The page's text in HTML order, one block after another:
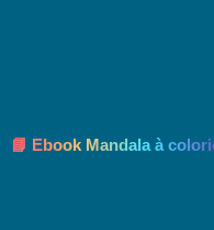
📘 Ebook Mandala à